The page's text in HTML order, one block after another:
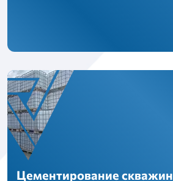
Цементирование скважин